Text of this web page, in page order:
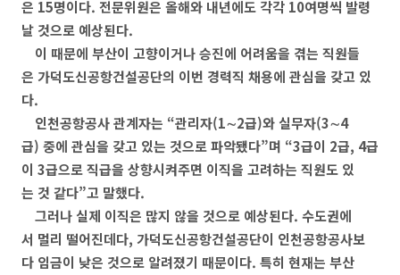
은 15명이다. 전문위원은 올해와 내년에도 각각 10여명씩 발령
날 것으로 예상된다.
이 때문에 부산이 고향이거나 승진에 어려움을 겪는 직원들
은 가덕도신공항건설공단의 이번 경력직 채용에 관심을 갖고 있
다.
인천공항공사 관계자는 “관리자(1∼2급)와 실무자(3∼4
급) 중에 관심을 갖고 있는 것으로 파악됐다”며 “3급이 2급, 4급
이 3급으로 직급을 상향시켜주면 이직을 고려하는 직원도 있
는 것 같다”고 말했다.
그러나 실제 이직은 많지 않을 것으로 예상된다. 수도권에
서 멀리 떨어진데다, 가덕도신공항건설공단이 인천공항공사보
다 임금이 낮은 것으로 알려졌기 때문이다. 특히 현재는 부산